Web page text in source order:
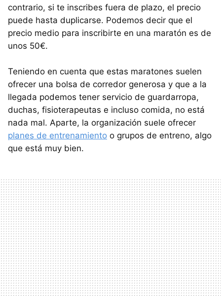
contrario, si te inscribes fuera de plazo, el precio
puede hasta duplicarse. Podemos decir que el
precio medio para inscribirte en una maratón es de
unos 50€.
Teniendo en cuenta que estas maratones suelen
ofrecer una bolsa de corredor generosa y que a la
llegada podemos tener servicio de guardarropa,
duchas, fisioterapeutas e incluso comida, no está
nada mal. Aparte, la organización suele ofrecer
planes de entrenamiento o grupos de entreno, algo
que está muy bien.